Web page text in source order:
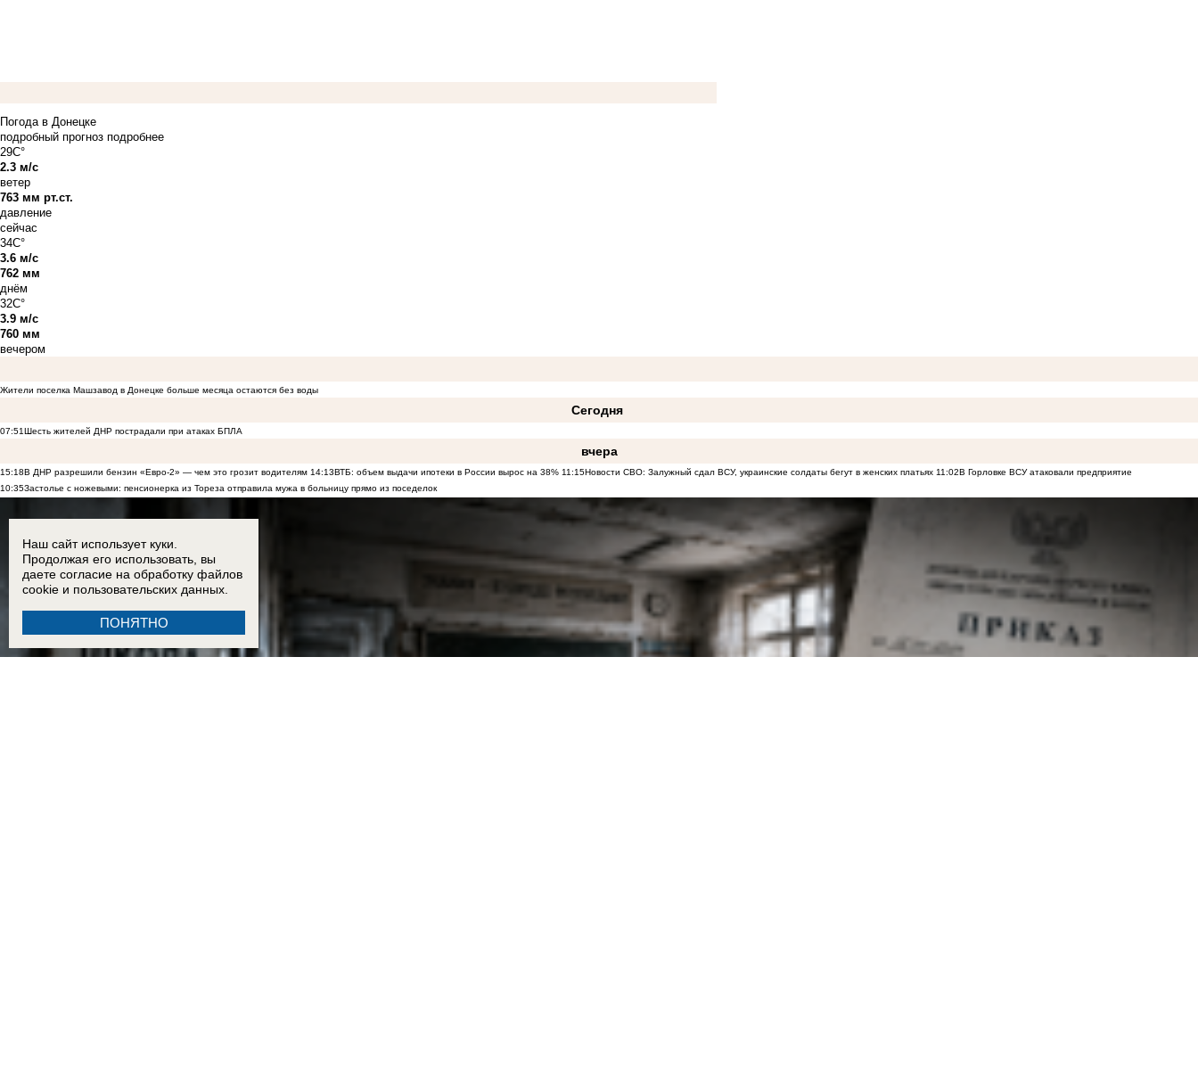
Погода в Донецке
подробный прогноз подробнее
29C°
2.3 м/с
ветер
763 мм рт.ст.
давление
сейчас
34C°
3.6 м/с
762 мм
днём
32C°
3.9 м/с
760 мм
вечером
Жители поселка Машзавод в Донецке больше месяца остаются без воды
Сегодня
07:51Шесть жителей ДНР пострадали при атаках БПЛА
вчера
15:18В ДНР разрешили бензин «Евро-2» — чем это грозит водителям 14:13ВТБ: объем выдачи ипотеки в России вырос на 38% 11:15Новости СВО: Залужный сдал ВСУ, украинские солдаты бегут в женских платьях 11:02В Горловке ВСУ атаковали предприятие
10:35Застолье с ножевыми: пенсионерка из Тореза отправила мужа в больницу прямо из поседелок
Наш сайт использует куки.
Продолжая его использовать, вы
даете согласие на обработку файлов
cookie и пользовательских данных.
ПОНЯТНО